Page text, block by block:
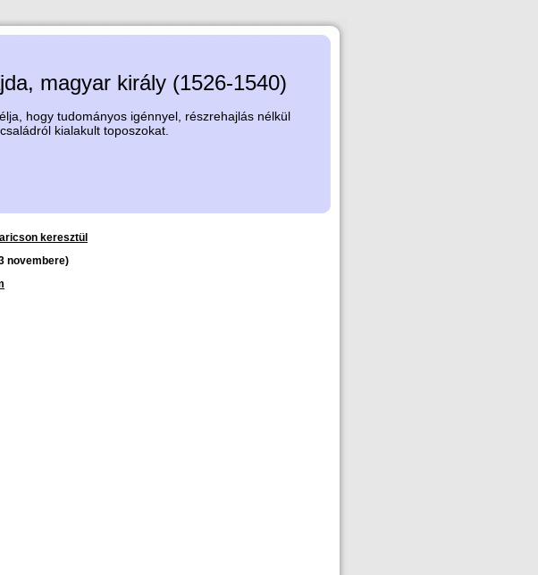
magyar király (1526-1540)
hogy tudományos igénnyel, részrehajlás nélkül
kialakult toposzokat.
keresztül
novembere)